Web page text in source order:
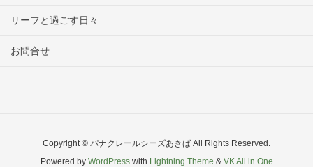
リーフと過ごす日々
お問合せ
Copyright © パナクレールシーズあきば All Rights Reserved.
Powered by WordPresswith Lightning Theme & VK All in One